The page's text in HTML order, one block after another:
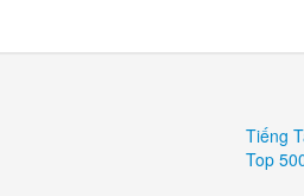
Tiếng
Top